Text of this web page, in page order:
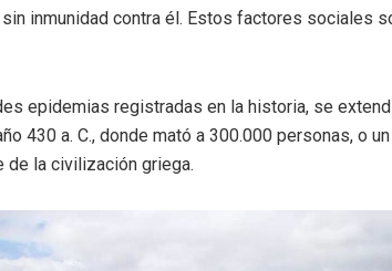
inmunidad contra él. Estos factores sociales
epidemias registradas en la historia, se
430 a. C., donde mató a 300.000 personas, o
de la civilización griega.